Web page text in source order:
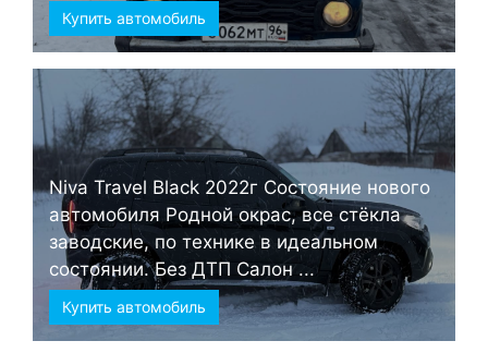
Купить автомобиль
Niva Travel Black 2022г Состояние нового
автомобиля Родной окрас, все стёкла
заводские, по технике в идеальном
состоянии. Без ДТП Салон ...
Купить автомобиль